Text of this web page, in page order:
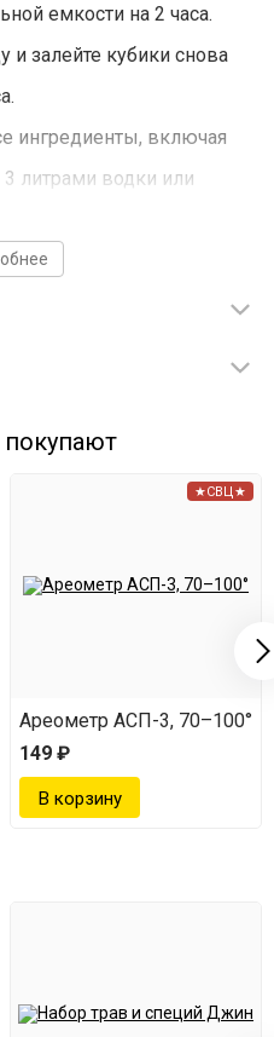
емкости на 2 часа.
залейте кубики снова
ингредиенты, включая
3 литрами водки или
и поместите в темное
В этот период регулярно
напиток и дайте ему еще
★СВЦ★
Ареометр АСП-3, 70–100°
149 ₽